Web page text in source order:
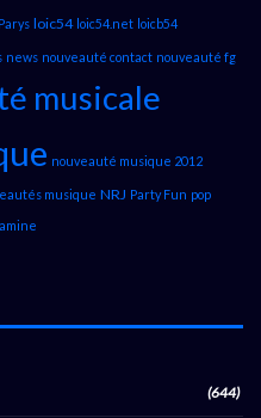
loic54 loic54.net loicb54
news nouveauté contact nouveauté fg
musicale
nouveauté musique 2012
musique NRJ Party Fun pop
(644)